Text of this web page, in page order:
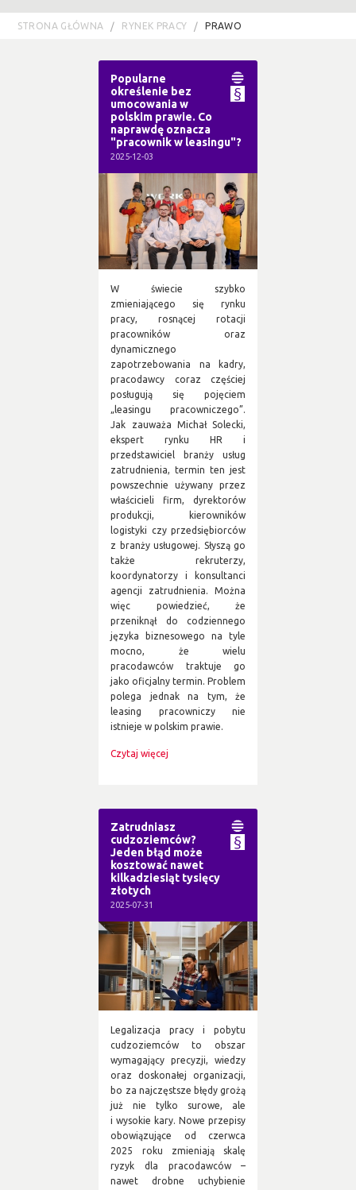
STRONA GŁÓWNA RYNEK PRACY PRAWO
Popularne
określenie bez
umocowania w
polskim prawie. Co
naprawdę oznacza
"pracownik w leasingu"?
2025-12-03
W świecie szybko
zmieniającego się rynku
pracy, rosnącej rotacji
pracowników oraz
dynamicznego
zapotrzebowania na kadry,
pracodawcy coraz częściej
posługują się pojęciem
„leasingu pracowniczego”.
Jak zauważa Michał Solecki,
ekspert rynku HR i
przedstawiciel branży usług
zatrudnienia, termin ten jest
powszechnie używany przez
właścicieli firm, dyrektorów
produkcji, kierowników
logistyki czy przedsiębiorców
z branży usługowej. Słyszą go
także rekruterzy,
koordynatorzy i konsultanci
agencji zatrudnienia. Można
więc powiedzieć, że
przeniknął do codziennego
języka biznesowego na tyle
mocno, że wielu
pracodawców traktuje go
jako oficjalny termin. Problem
polega jednak na tym, że
leasing pracowniczy nie
istnieje w polskim prawie.
Czytaj więcej
Zatrudniasz
cudzoziemców?
Jeden błąd może
kosztować nawet
kilkadziesiąt tysięcy
złotych
2025-07-31
Legalizacja pracy i pobytu
cudzoziemców to obszar
wymagający precyzji, wiedzy
oraz doskonałej organizacji,
bo za najczęstsze błędy grożą
już nie tylko surowe, ale
i wysokie kary. Nowe przepisy
obowiązujące od czerwca
2025 roku zmieniają skalę
ryzyk dla pracodawców –
nawet drobne uchybienie